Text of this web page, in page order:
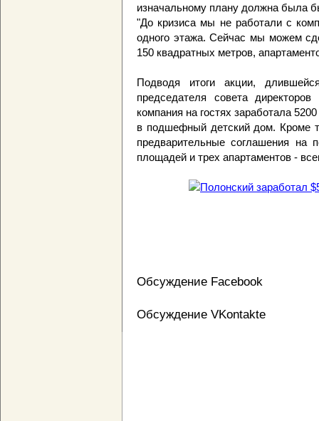
изначальному плану должна была
"До кризиса мы не работали с
одного этажа. Сейчас мы можем
150 квадратных метров,
Подводя итоги акции,
председателя совета
компания на гостях заработала
в подшефный детский дом. Кроме
предварительные соглашения на
площадей и трех апартаментов -
Обсуждение Facebook
Обсуждение VKontakte